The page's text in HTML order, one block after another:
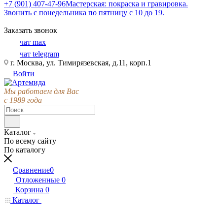
+7 (901) 407-47-96Мастерская: покраска и гравировка.
Звонить с понедельника по пятницу с 10 до 19.
Заказать звонок
чат max
чат telegram
г. Москва, ул. Тимирязевская, д.11, корп.1
Войти
Мы работаем для Вас
с 1989 года
Каталог
По всему сайту
По каталогу
Сравнение0
Отложенные 0
Корзина 0
Каталог